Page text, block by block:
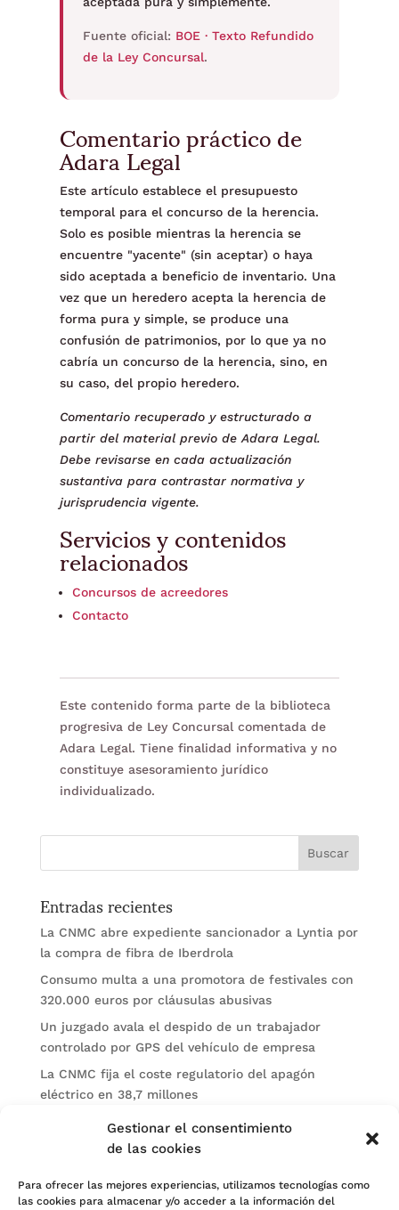
Gestionar el consentimiento
de las cookies
Para ofrecer las mejores experiencias, utilizamos tecnologías como
las cookies para almacenar y/o acceder a la información del
Fuente oficial: BOE · Texto Refundido
de la Ley Concursal.
Comentario práctico de
Adara Legal
Este artículo establece el presupuesto
temporal para el concurso de la herencia.
Solo es posible mientras la herencia se
encuentre "yacente" (sin aceptar) o haya
sido aceptada a beneficio de inventario. Una
vez que un heredero acepta la herencia de
forma pura y simple, se produce una
confusión de patrimonios, por lo que ya no
cabría un concurso de la herencia, sino, en
su caso, del propio heredero.
Comentario recuperado y estructurado a
partir del material previo de Adara Legal.
Debe revisarse en cada actualización
sustantiva para contrastar normativa y
jurisprudencia vigente.
Servicios y contenidos
relacionados
Concursos de acreedores
Contacto
Este contenido forma parte de la biblioteca
progresiva de Ley Concursal comentada de
Adara Legal. Tiene finalidad informativa y no
constituye asesoramiento jurídico
individualizado.
Entradas recientes
La CNMC abre expediente sancionador a Lyntia por
la compra de fibra de Iberdrola
Consumo multa a una promotora de festivales con
320.000 euros por cláusulas abusivas
Un juzgado avala el despido de un trabajador
controlado por GPS del vehículo de empresa
La CNMC fija el coste regulatorio del apagón
eléctrico en 38,7 millones
El BOE publica sanciones de la CNMV a Soltec y
Categorías